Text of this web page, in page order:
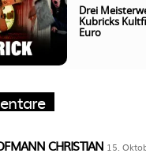
Drei
Kubricks
Euro
CHRISTIAN 15.